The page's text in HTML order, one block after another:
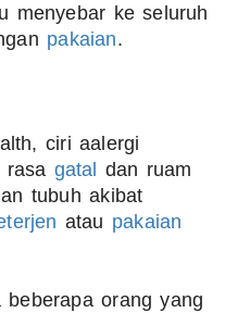
menyebar ke seluruh
pakaian.
ciri aalergi
rasa gatal dan ruam
tubuh akibat
atau pakaian
beberapa orang yang